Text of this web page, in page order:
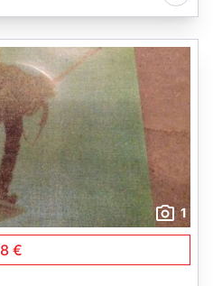
1
8 €